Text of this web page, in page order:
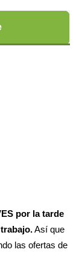
por la tarde
Así que
las ofertas de